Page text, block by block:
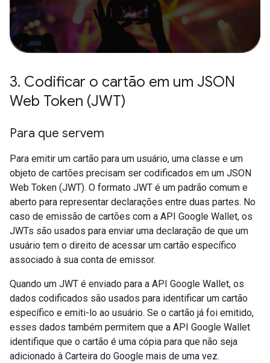
3. Codificar o cartão em um JSON
Web Token (JWT)
Para que servem
Para emitir um cartão para um usuário, uma classe e um
objeto de cartões precisam ser codificados em um JSON
Web Token (JWT). O formato JWT é um padrão comum e
aberto para representar declarações entre duas partes. No
caso de emissão de cartões com a API Google Wallet, os
JWTs são usados para enviar uma declaração de que um
usuário tem o direito de acessar um cartão específico
associado à sua conta de emissor.
Quando um JWT é enviado para a API Google Wallet, os
dados codificados são usados para identificar um cartão
específico e emiti-lo ao usuário. Se o cartão já foi emitido,
esses dados também permitem que a API Google Wallet
identifique que o cartão é uma cópia para que não seja
adicionado à Carteira do Google mais de uma vez.